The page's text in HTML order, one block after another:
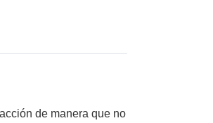
de manera que no